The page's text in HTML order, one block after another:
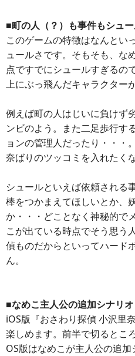
■町の人（？）も事件もシュ
このゲームの特徴はなんとい
ュールさです。そもそも、な
点ですでにシュールすぎるの
上にぶっ飛んだキャラクター
例えば町の人はじいに負けず
ンビのよう。また二足歩行す
ョンの管理人だったり・・・
奈ばりのツッコミを入れたく
シュールといえば依頼される
棒をつかまえてほしいとか、
か・・・どことなく神秘的で
こが出ている時点でそう思う
偵ものだからといってハード
ん。
■なめこ主人公の追加シナリオ
iOS版『おさわり探偵 小沢里
楽しめます。前半で切るとこ
OS版はなめこが主人公の追